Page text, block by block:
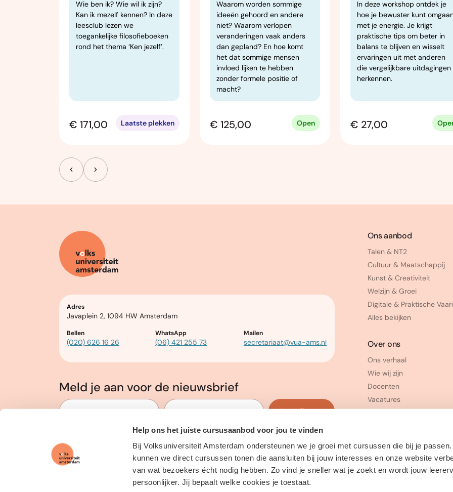
Help ons het juiste cursusaanbod voor jou te vinden
Bij Volksuniversiteit Amsterdam ondersteunen we je groei met cursussen die bij je
kunnen we direct cursussen tonen die aansluiten bij jouw interesses en onze website
van wat bezoekers écht nodig hebben. Zo vind je sneller wat je zoekt en wordt jouw
persoonlijker. Jij bepaalt welke cookies je toestaat.
Wie ben ik? Wie wil ik zijn?
Kan ik mezelf kennen? In deze
leesclub lezen we
toegankelijke filosofieboeken
rond het thema ‘Ken jezelf’.
€ 171,00 Laatste plekken
Waarom worden sommige
ideeën gehoord en andere
niet? Waarom verlopen
veranderingen vaak anders
dan gepland? En hoe komt
het dat sommige mensen
invloed lijken te hebben
zonder formele positie of
macht?
€ 125,00 Open
In deze workshop ontdek je
hoe je bewuster kunt
met je energie. Je krijgt
praktische tips om beter in
balans te blijven en wisselt
ervaringen uit met anderen
die vergelijkbare uitdagingen
herkennen.
€ 27,00
Adres
Javaplein 2, 1094 HW Amsterdam
Bellen
(020) 626 16 26
WhatsApp
(06) 421 255 73
Mailen
secretariaat@vua-ams.nl
Meld je aan voor de nieuwsbrief
Inschrijven
Volg ons op social media
Ons aanbod
Talen & NT2
Cultuur & Maatschappij
Kunst & Creativiteit
Welzijn & Groei
Digitale & Praktische
Alles bekijken
Over ons
Ons verhaal
Wie wij zijn
Docenten
Vacatures